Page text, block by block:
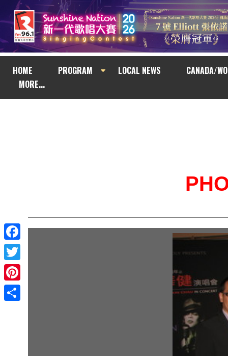
HOME PROGRAM LOCAL NEWS
CANADA/
MORE...
Facebook
Twitter
Pinterest